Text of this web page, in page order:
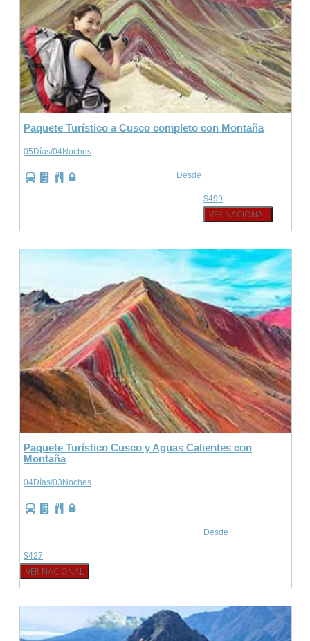
Paquete Turístico a Cusco completo con Montaña
05Días/04Noches
Desde
$499
VER NACIONAL
Paquete Turístico Cusco y Aguas Calientes con
Montaña
04Días/03Noches
Desde
$427
VER NACIONAL